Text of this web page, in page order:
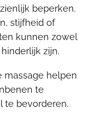
beperken.
stijfheid of
kunnen zowel
zijn.
massage helpen
te
te bevorderen.